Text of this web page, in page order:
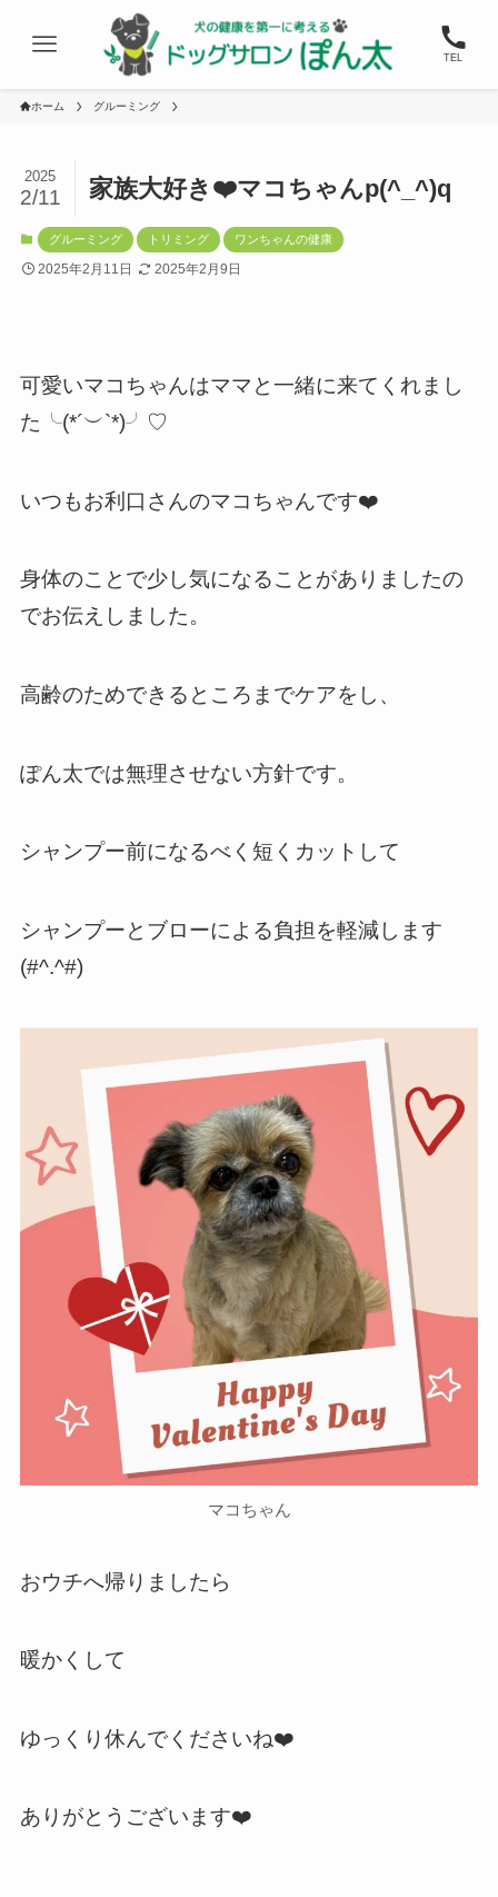
TEL
ホーム グルーミング
家族大好き❤️マコちゃんp(^_^)q
2025
2/11
グルーミング トリミング ワンちゃんの健康
2025年2月11日 2025年2月9日
可愛いマコちゃんはママと一緒に来てくれまし
た╰(*´︶`*)╯♡
いつもお利口さんのマコちゃんです❤️
身体のことで少し気になることがありましたの
でお伝えしました。
高齢のためできるところまでケアをし、
ぽん太では無理させない方針です。
シャンプー前になるべく短くカットして
シャンプーとブローによる負担を軽減します
(#^.^#)
マコちゃん
おウチへ帰りましたら
暖かくして
ゆっくり休んでくださいね❤️
ありがとうございます❤️